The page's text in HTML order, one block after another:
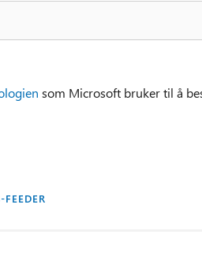
som Microsoft bruker til å